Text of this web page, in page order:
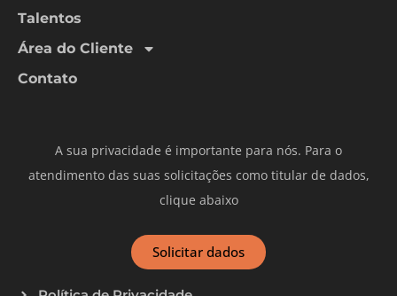
Talentos
Área do Cliente
Contato
A sua privacidade é importante para nós. Para o
atendimento das suas solicitações como titular de dados,
clique abaixo
Solicitar dados